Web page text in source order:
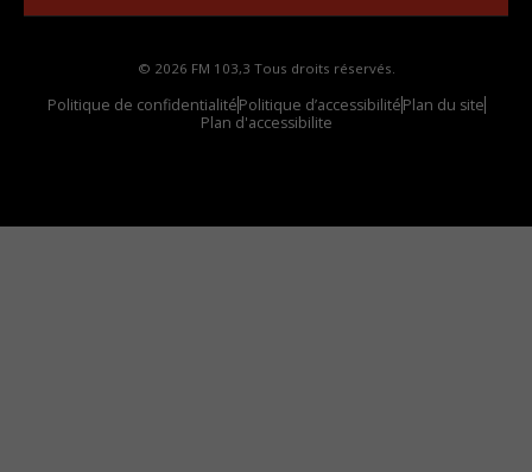
© 2026 FM 103,3 Tous droits réservés.
Politique de confidentialitéPolitique d’accessibilitéPlan du site
Plan d'accessibilite